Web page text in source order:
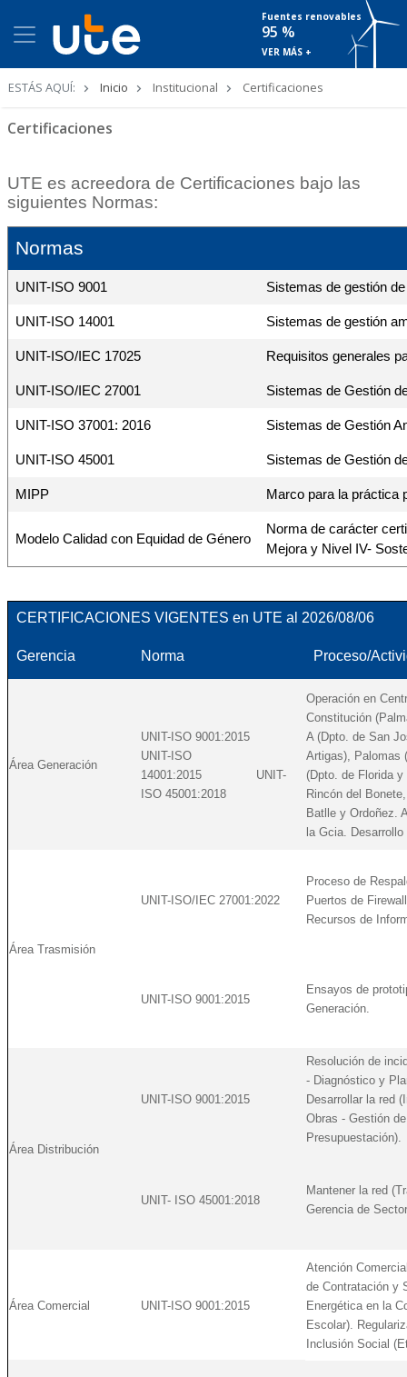
Fuentes renovables
95 %
VER MÁS +
ESTÁS AQUÍ: Inicio Institucional Certificaciones
Certificaciones
UTE es acreedora de Certificaciones bajo las
siguientes Normas:
Normas
UNIT-ISO 9001 Sistemas de gestión
UNIT-ISO 14001 Sistemas de gestión
UNIT-ISO/IEC 17025 Requisitos generales
UNIT-ISO/IEC 27001 Sistemas de Gestión
UNIT-ISO 37001: 2016 Sistemas de Gestión
UNIT-ISO 45001 Sistemas de Gestión
MIPP Marco para la práctica
Modelo Calidad con Equidad de Género
Norma de carácter
Mejora y Nivel IV-
CERTIFICACIONES VIGENTES en UTE al 2026/08/06
Gerencia Norma Proceso/
Área Generación
UNIT-ISO 9001:2015
UNIT-ISO
14001:2015 UNIT-
ISO 45001:2018
Operación en
Constitución
A (Dpto. de San
Artigas), Palomas
(Dpto. de Florida
Rincón del
Batlle y Ordoñez.
la Gcia.
Área Trasmisión
UNIT-ISO/IEC 27001:2022
Proceso de
Puertos de
Recursos de
UNIT-ISO 9001:2015
Ensayos de
Generación.
Área Distribución
UNIT-ISO 9001:2015
Resolución de
- Diagnóstico y
Desarrollar la red
Obras - Gestión
Presupuestación).
UNIT- ISO 45001:2018
Mantener la red
Gerencia de
Área Comercial UNIT-ISO 9001:2015
Atención
de Contratación y
Energética en la
Escolar).
Inclusión Social